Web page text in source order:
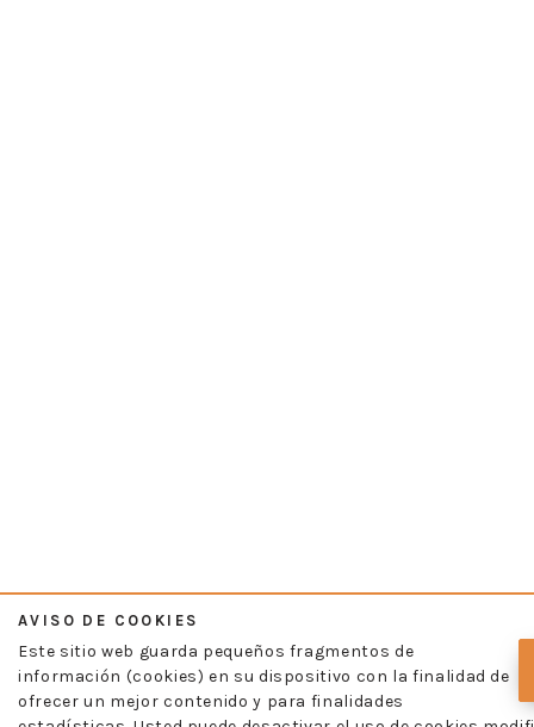
AVISO DE COOKIES
Este sitio web guarda pequeños fragmentos de
información (cookies) en su dispositivo con la finalidad de
ofrecer un mejor contenido y para finalidades